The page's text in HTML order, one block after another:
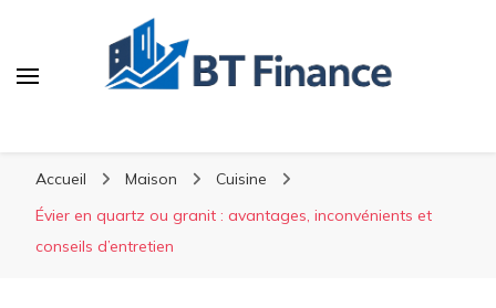
Accueil Maison
Cuisine
Évier en quartz ou granit : avantages, inconvénients et
conseils d’entretien